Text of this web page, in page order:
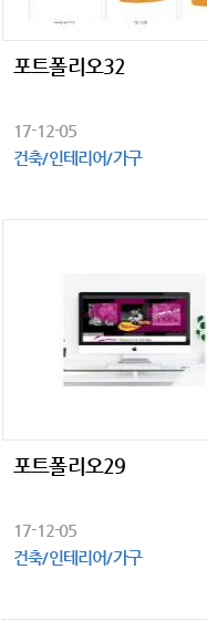
포트폴리오32
17-12-05
건축/인테리어/가구
포트폴리오29
17-12-05
건축/인테리어/가구